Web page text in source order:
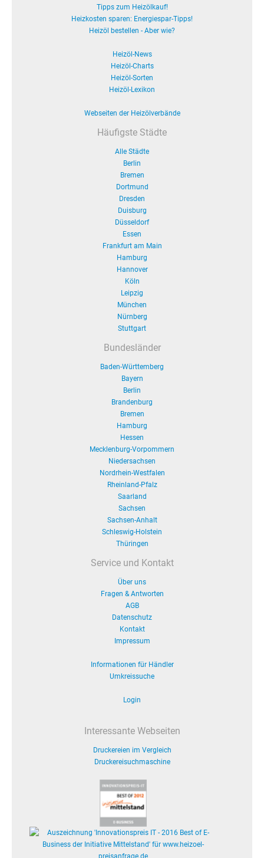
Tipps zum Heizölkauf!
Heizkosten sparen: Energiespar-Tipps!
Heizöl bestellen - Aber wie?
Heizöl-News
Heizöl-Charts
Heizöl-Sorten
Heizöl-Lexikon
Webseiten der Heizölverbände
Häufigste Städte
Alle Städte
Berlin
Bremen
Dortmund
Dresden
Duisburg
Düsseldorf
Essen
Frankfurt am Main
Hamburg
Hannover
Köln
Leipzig
München
Nürnberg
Stuttgart
Bundesländer
Baden-Württemberg
Bayern
Berlin
Brandenburg
Bremen
Hamburg
Hessen
Mecklenburg-Vorpommern
Niedersachsen
Nordrhein-Westfalen
Rheinland-Pfalz
Saarland
Sachsen
Sachsen-Anhalt
Schleswig-Holstein
Thüringen
Service und Kontakt
Über uns
Fragen & Antworten
AGB
Datenschutz
Kontakt
Impressum
Informationen für Händler
Umkreissuche
Login
Interessante Webseiten
Druckereien im Vergleich
Druckereisuchmaschine